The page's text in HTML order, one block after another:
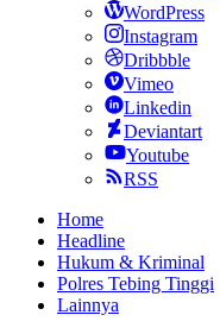
WordPress
Instagram
Dribbble
Vimeo
Linkedin
Deviantart
Youtube
RSS
Home
Headline
Hukum & Kriminal
Polres Tebing Tinggi
Lainnya